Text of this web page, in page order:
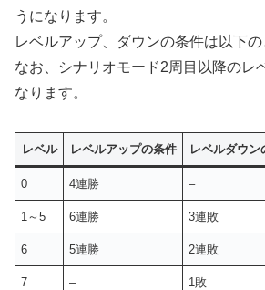
うになります。
レベルアップ、ダウンの条件は以下の
なお、シナリオモード2周目以降のレ
なります。
レベル レベルアップの条件 レベルダウン
0 4連勝 –
1～5 6連勝 3連敗
6 5連勝 2連敗
7 – 1敗